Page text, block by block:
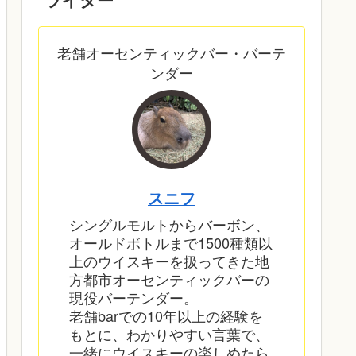
老舗オーセンティックバー・バーテ
ンダー
スニフ
シングルモルトからバーボン、
オールドボトルまで1500種類以
上のウイスキーを扱ってきた地
方都市オーセンティックバーの
現役バーテンダー。
老舗barでの10年以上の経験を
もとに、わかりやすい言葉で、